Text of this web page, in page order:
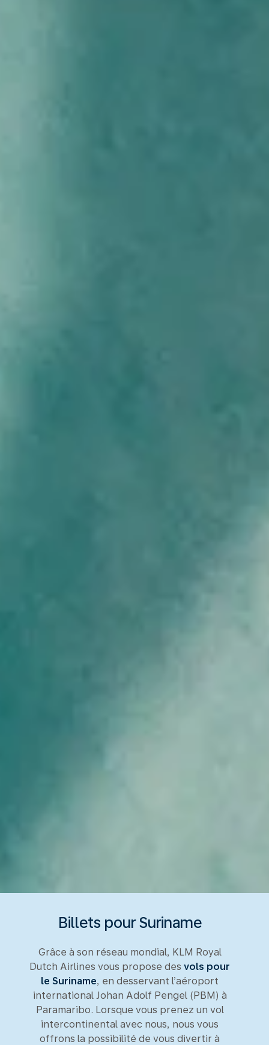
Billets pour Suriname
Grâce à son réseau mondial, KLM Royal
Dutch Airlines vous propose des vols pour
le Suriname, en desservant l’aéroport
international Johan Adolf Pengel (PBM) à
Paramaribo. Lorsque vous prenez un vol
intercontinental avec nous, nous vous
offrons la possibilité de vous divertir à